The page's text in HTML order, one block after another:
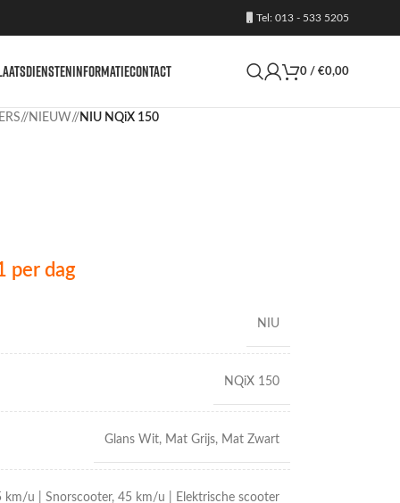
Tel: 013 - 533 5205
DIENSTENINFORMATIECONTACT 0 / €0,00
/ NIEUW/ NIU NQiX 150
per dag
NIU
NQiX 150
Glans Wit, Mat Grijs, Mat Zwart
km/u | Snorscooter, 45 km/u | Elektrische scooter